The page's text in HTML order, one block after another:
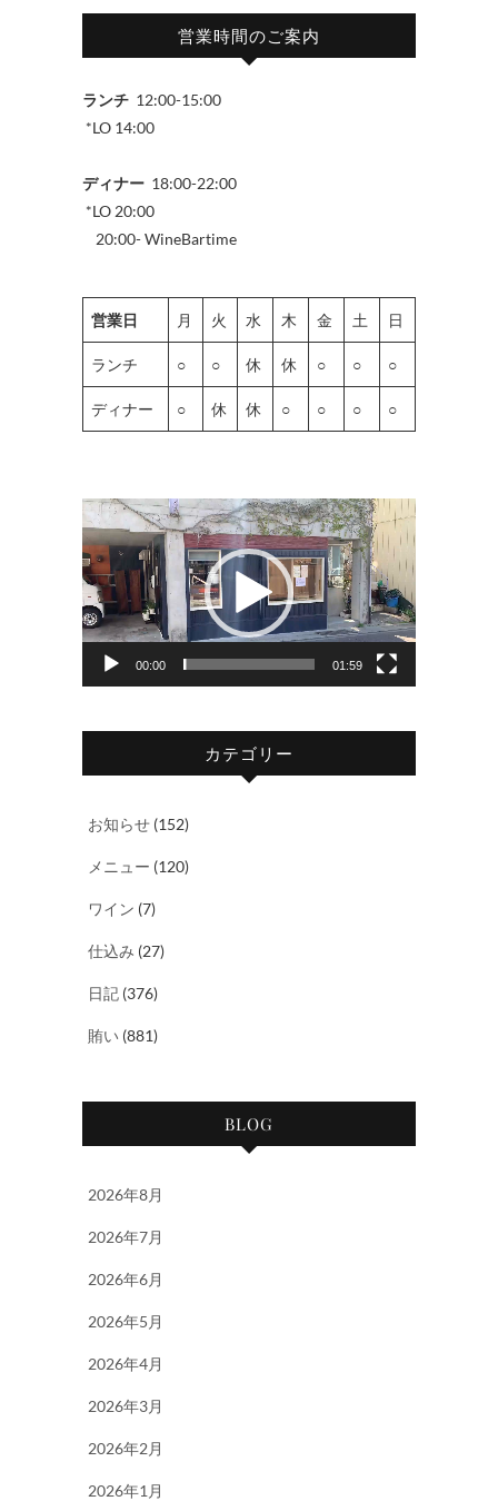
営業時間のご案内
ランチ 12:00-15:00
*LO 14:00
ディナー 18:00-22:00
*LO 20:00
20:00- WineBartime
営業日 月 火 水 木 金 土 日
ランチ ○ ○ 休 休 ○ ○ ○
ディナー ○ 休 休 ○ ○ ○ ○
動
画
プ
レ
ー
00:00 01:59
カテゴリー
お知らせ (152)
メニュー (120)
ワイン (7)
仕込み (27)
日記 (376)
賄い (881)
BLOG
2026年8月
2026年7月
2026年6月
2026年5月
2026年4月
2026年3月
2026年2月
2026年1月